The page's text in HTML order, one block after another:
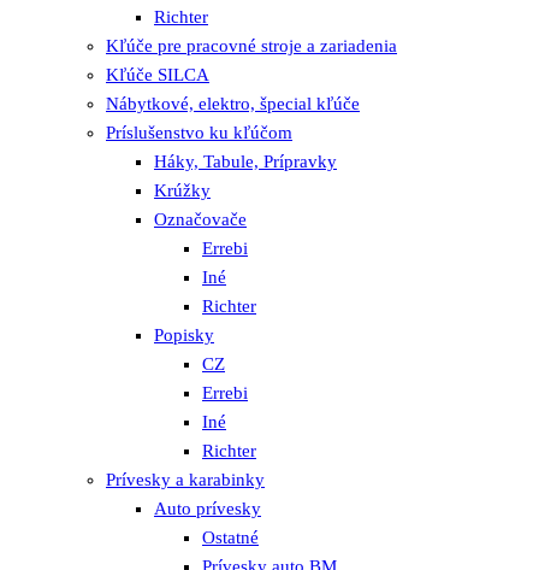
Richter
Kľúče pre pracovné stroje a zariadenia
Kľúče SILCA
Nábytkové, elektro, špecial kľúče
Príslušenstvo ku kľúčom
Háky, Tabule, Prípravky
Krúžky
Označovače
Errebi
Iné
Richter
Popisky
CZ
Errebi
Iné
Richter
Prívesky a karabinky
Auto prívesky
Ostatné